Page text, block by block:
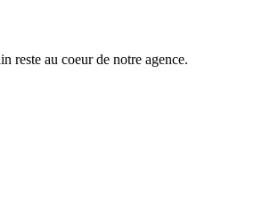
reste au coeur de notre agence.